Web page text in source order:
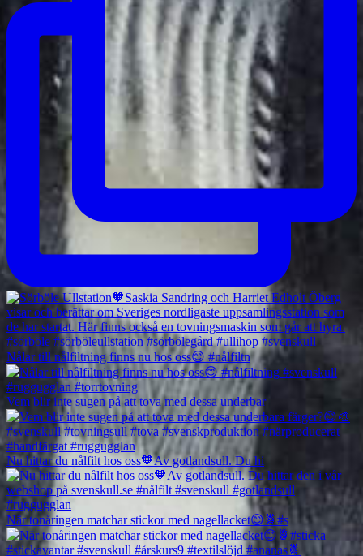
Nålar till nålfiltning finns nu hos oss😊 #nålfiltn
Vem blir inte sugen på att tova med dessa underbar
Nu hittar du nålfilt hos oss🧡Av gotlandsull. Du hi
När tonåringen matchar stickor med nagellacket😊🍍#s